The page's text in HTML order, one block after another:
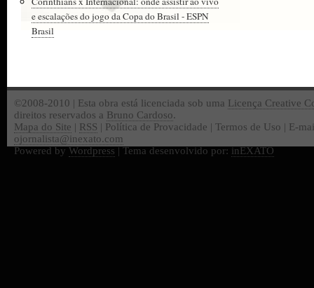
e escalações do jogo da Copa do Brasil - ESPN
Brasil
©2008-2010 | Esta obra está licenciada sob uma Licença Creative
direitos reservados a Bruno Cardoso.
Mapa do Site | RSS | Política de Provacidade | Termos de Uso | E-
ojornalista@inexato.com
Powered by Wordpress | Tema desenvolvido por: inEXATO